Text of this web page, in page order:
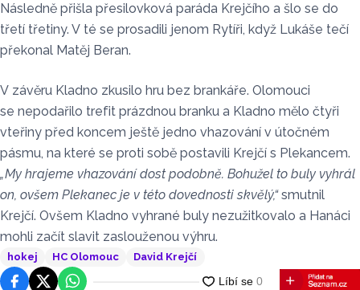
Následně přišla přesilovková paráda Krejčího a šlo se do
třetí třetiny. V té se prosadili jenom Rytíři, když Lukáše tečí
překonal Matěj Beran.
V závěru Kladno zkusilo hru bez brankáře. Olomouci
se nepodařilo trefit prázdnou branku a Kladno mělo čtyři
vteřiny před koncem ještě jedno vhazování v útočném
pásmu, na které se proti sobě postavili Krejčí s Plekancem.
„My hrajeme vhazování dost podobně. Bohužel to buly vyhrál
on, ovšem Plekanec je v této dovednosti skvělý,“smutnil
Krejčí. Ovšem Kladno vyhrané buly nezužitkovalo a Hanáci
mohli začít slavit zaslouženou výhru.
hokej HC Olomouc David Krejčí
FacebookPlatforma X
WhatsApp